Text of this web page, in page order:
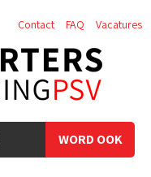
WORD OOK
Contact FAQ Vacatures